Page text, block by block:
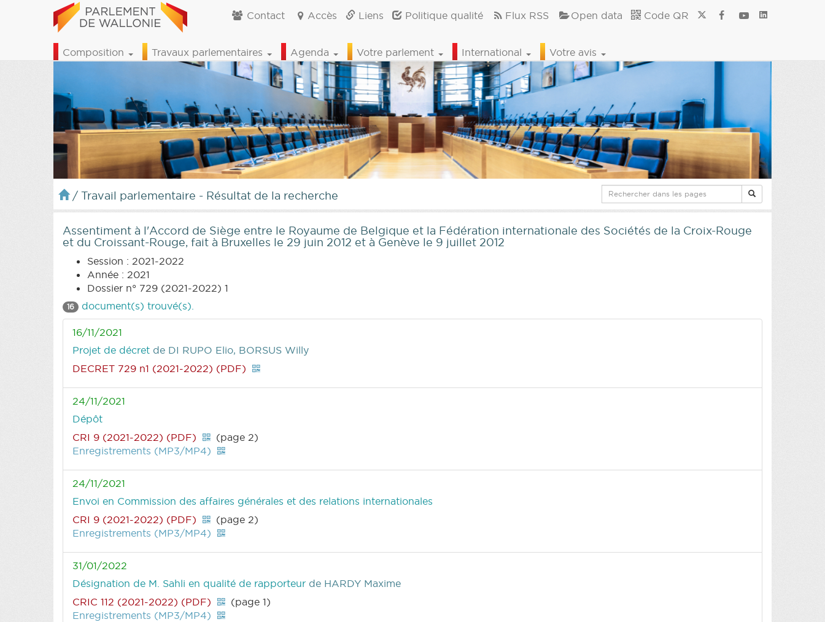
Contact Accès Liens Politique qualité Flux RSS Open data Code QR
Composition Travaux parlementaires Agenda Votre parlement International Votre avis
/ Travail parlementaire - Résultat de la recherche
Assentiment à l'Accord de Siège entre le Royaume de Belgique et la Fédération internationale des Sociétés de la Croix-Rouge
et du Croissant-Rouge, fait à Bruxelles le 29 juin 2012 et à Genève le 9 juillet 2012
Session : 2021-2022
Année : 2021
Dossier n° 729 (2021-2022) 1
16 document(s) trouvé(s).
16/11/2021
Projet de décret de DI RUPO Elio, BORSUS Willy
DECRET 729 n1 (2021-2022) (PDF)
24/11/2021
Dépôt
CRI 9 (2021-2022) (PDF)
(page 2)
Enregistrements (MP3/MP4)
24/11/2021
Envoi en Commission des affaires générales et des relations internationales
CRI 9 (2021-2022) (PDF)
(page 2)
Enregistrements (MP3/MP4)
31/01/2022
Désignation de M. Sahli en qualité de rapporteur de HARDY Maxime
CRIC 112 (2021-2022) (PDF)
(page 1)
Enregistrements (MP3/MP4)